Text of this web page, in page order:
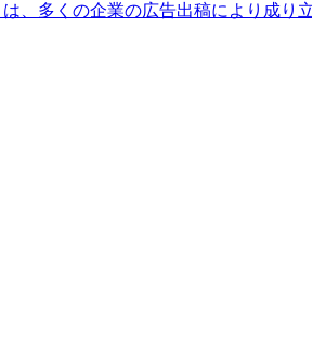
、多くの企業の広告出稿により成り